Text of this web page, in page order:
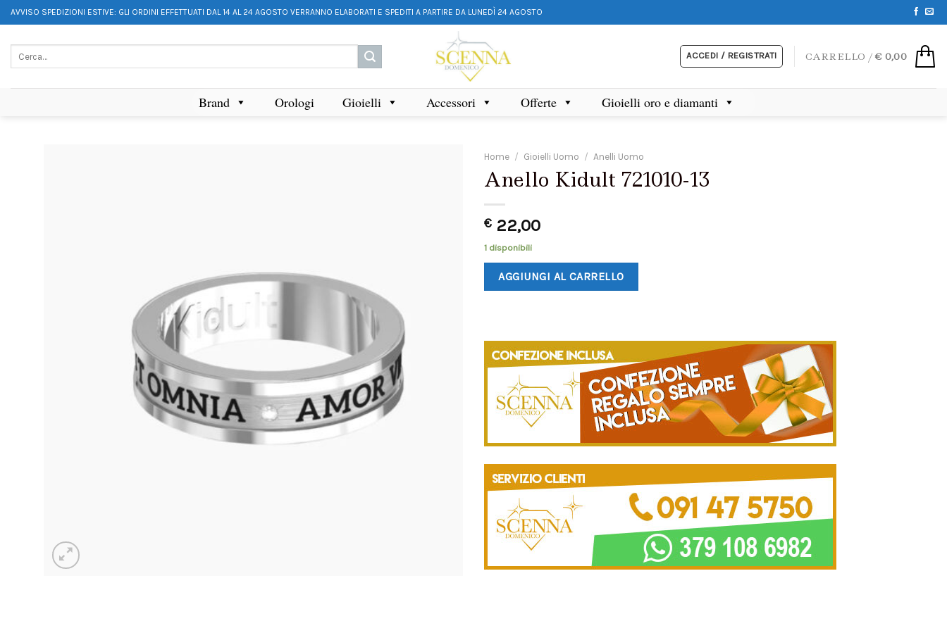
AVVISO SPEDIZIONI ESTIVE: GLI ORDINI EFFETTUATI DAL 14 AL 24 AGOSTO VERRANNO ELABORATI E SPEDITI A PARTIRE DA LUNEDÌ 24 AGOSTO
ACCEDI / REGISTRATI CARRELLO /€ 0,00
Brand Orologi Gioielli Accessori Offerte Gioielli oro e diamanti
Home / Gioielli Uomo / Anelli Uomo
Anello Kidult 721010-13
€ 22,00
1 disponibili
AGGIUNGI AL CARRELLO